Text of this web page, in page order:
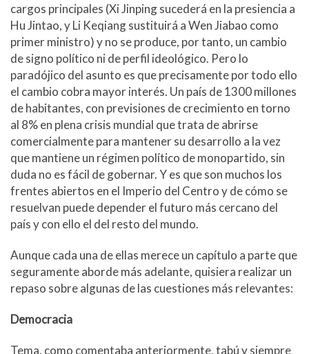
cargos principales (Xi Jinping sucederá en la presiencia a
Hu Jintao, y Li Keqiang sustituirá a Wen Jiabao como
primer ministro) y no se produce, por tanto, un cambio
de signo político ni de perfil ideológico. Pero lo
paradójico del asunto es que precisamente por todo ello
el cambio cobra mayor interés. Un país de 1300 millones
de habitantes, con previsiones de crecimiento en torno
al 8% en plena crisis mundial que trata de abrirse
comercialmente para mantener su desarrollo a la vez
que mantiene un régimen político de monopartido, sin
duda no es fácil de gobernar. Y es que son muchos los
frentes abiertos en el Imperio del Centro y de cómo se
resuelvan puede depender el futuro más cercano del
país y con ello el del resto del mundo.
Aunque cada una de ellas merece un capítulo a parte que
seguramente aborde más adelante, quisiera realizar un
repaso sobre algunas de las cuestiones más relevantes:
Democracia
Tema, como comentaba anteriormente, tabú y siempre